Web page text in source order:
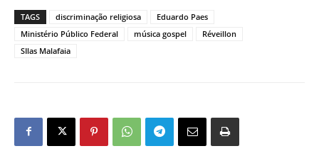
TAGS discriminação religiosa
Eduardo Paes
Ministério Público Federal
música gospel
Réveillon
SIlas Malafaia